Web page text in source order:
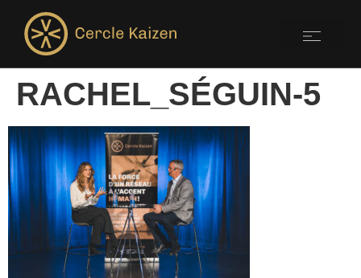
RACHEL_SÉGUIN-5